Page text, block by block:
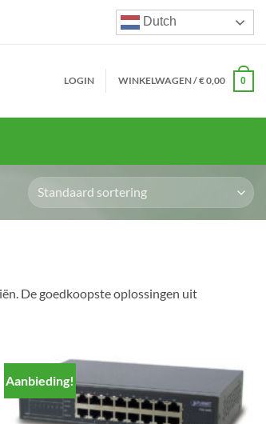
Dutch
LOGIN WINKELWAGEN /€0,00 0
De goedkoopste oplossingen uit
Aanbieding!